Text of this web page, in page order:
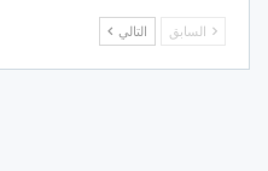
السابق التالي